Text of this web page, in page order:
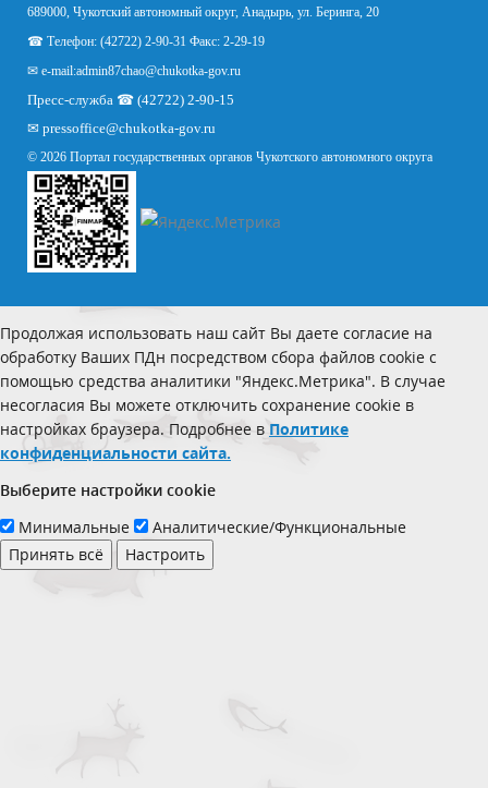
689000, Чукотский автономный округ, Анадырь, ул. Беринга, 20
☎ Телефон: (42722) 2-90-31 Факс: 2-29-19
✉ e-mail:admin87chao@chukotka-gov.ru
Пресс-служба ☎ (42722) 2-90-15
✉ pressoffice@chukotka-gov.ru
© 2026 Портал государственных органов Чукотского автономного округа
Продолжая использовать наш сайт Вы даете согласие на
обработку Ваших ПДн посредством сбора файлов cookie с
помощью средства аналитики "Яндекс.Метрика". В случае
несогласия Вы можете отключить сохранение cookie в
настройках браузера. Подробнее в Политике
конфиденциальности сайта.
Выберите настройки cookie
Минимальные
Аналитические/Функциональные
Принять всё
Настроить